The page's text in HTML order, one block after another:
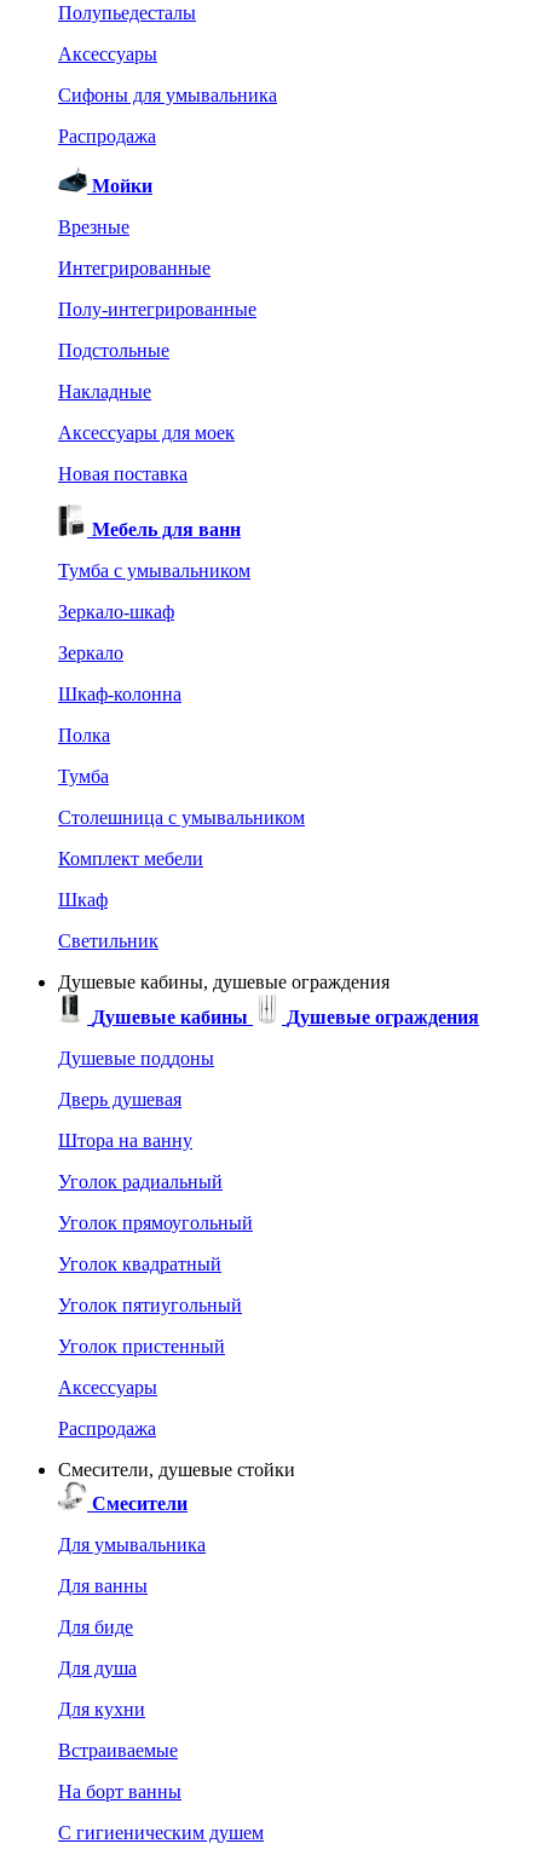
Полупьедесталы
Аксессуары
Сифоны для умывальника
Распродажа
Мойки
Врезные
Интегрированные
Полу-интегрированные
Подстольные
Накладные
Аксессуары для моек
Новая поставка
Мебель для ванн
Тумба с умывальником
Зеркало-шкаф
Зеркало
Шкаф-колонна
Полка
Тумба
Столешница с умывальником
Комплект мебели
Шкаф
Светильник
Душевые кабины, душевые ограждения
Душевые кабины
Душевые ограждения
Душевые поддоны
Дверь душевая
Штора на ванну
Уголок радиальный
Уголок прямоугольный
Уголок квадратный
Уголок пятиугольный
Уголок пристенный
Аксессуары
Распродажа
Смесители, душевые стойки
Смесители
Для умывальника
Для ванны
Для биде
Для душа
Для кухни
Встраиваемые
На борт ванны
C гигиеническим душем